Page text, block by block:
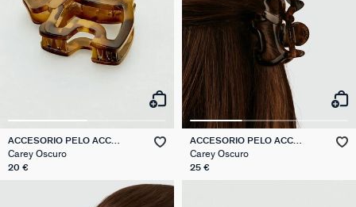
ACCESORIO PELO ACC
CHEVEUX
Carey Oscuro
20 €
ACCESORIO PELO ACC
CHEVEUX
Carey Oscuro
25 €